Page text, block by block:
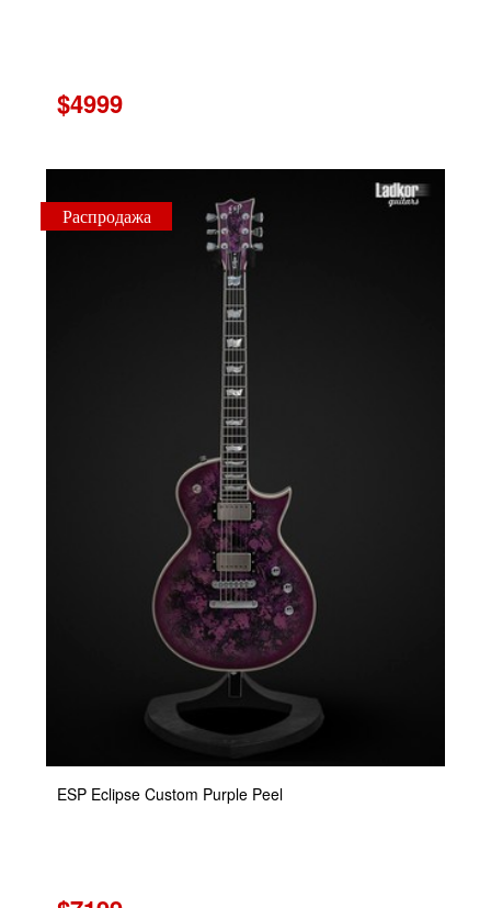
$4999
Распродажа
ESP Eclipse Custom Purple Peel